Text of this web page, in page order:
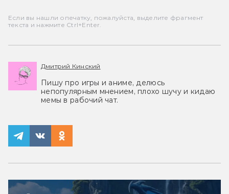
Если вы нашли опечатку, пожалуйста, выделите фрагмент
текста и нажмите Ctrl+Enter.
Дмитрий Кинский
Пишу про игры и аниме, делюсь
непопулярным мнением, плохо шучу и кидаю
мемы в рабочий чат.